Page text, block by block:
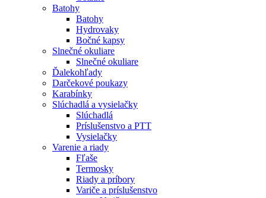
Batohy
Batohy
Hydrovaky
Bočné kapsy
Slnečné okuliare
Slnečné okuliare
Ďalekohľady
Darčekové poukazy
Karabínky
Slúchadlá a vysielačky
Slúchadlá
Príslušenstvo a PTT
Vysielačky
Varenie a riady
Fľaše
Termosky
Riady a príbory
Variče a príslušenstvo